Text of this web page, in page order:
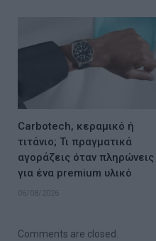
Carbotech, κεραμικό ή
τιτάνιο; Τι πραγματικά
αγοράζεις όταν πληρώνεις
για ένα premium υλικό
06/08/2026
Comments are closed.